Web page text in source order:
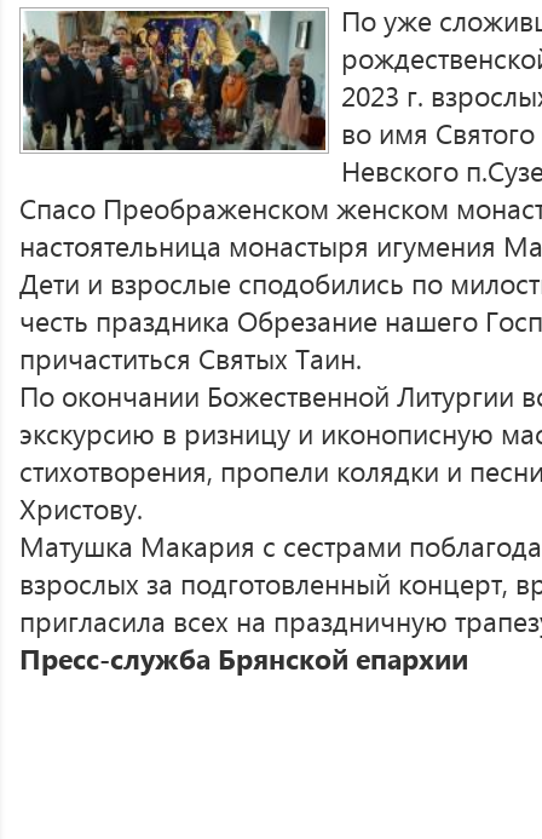
По уже
2023 г.
во имя
Невского
Спасо Преображенском женском
настоятельница монастыря игумения
Дети и взрослые сподобились по
честь праздника Обрезание нашего
причаститься Святых Таин.
По окончании Божественной Литургии
экскурсию в ризницу и иконописную
стихотворения, пропели колядки и
Христову.
Матушка Макария с сестрами
взрослых за подготовленный концерт,
пригласила всех на праздничную
Пресс-служба Брянской епархии